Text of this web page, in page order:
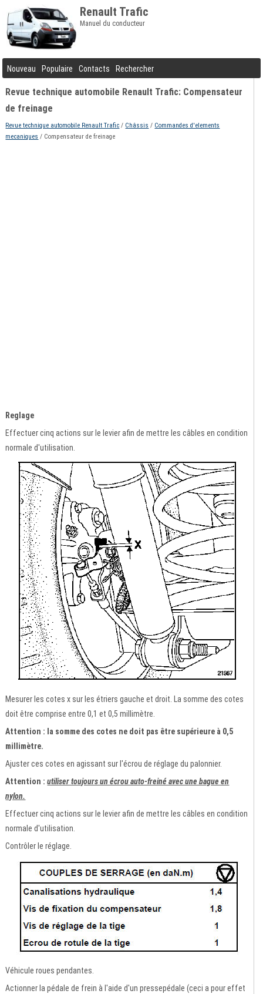
Renault Trafic
Manuel du conducteur
Nouveau Populaire Contacts Rechercher
Revue technique automobile Renault Trafic: Compensateur
de freinage
Revue technique automobile Renault Trafic / Châssis / Commandes d'elements
mecaniques / Compensateur de freinage
Reglage
Effectuer cinq actions sur le levier afin de mettre les câbles en condition
normale d'utilisation.
Mesurer les cotes x sur les étriers gauche et droit. La somme des cotes
doit être comprise entre 0,1 et 0,5 millimètre.
Attention : la somme des cotes ne doit pas être supérieure à 0,5
millimètre.
Ajuster ces cotes en agissant sur l'écrou de réglage du palonnier.
Attention :utiliser toujours un écrou auto-freiné avec une bague en
nylon.
Effectuer cinq actions sur le levier afin de mettre les câbles en condition
normale d'utilisation.
Contrôler le réglage.
Véhicule roues pendantes.
Actionner la pédale de frein à l'aide d'un pressepédale (ceci a pour effet